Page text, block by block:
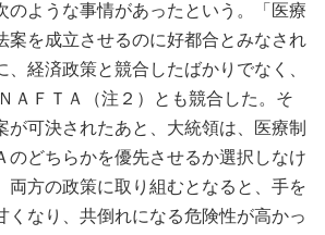
のような事情があったという。「医療
案を成立させるのに好都合とみなされ
、経済政策と競合したばかりでなく、
ＡＦＴＡ（注２）とも競合した。そ
が可決されたあと、大統領は、医療制
のどちらかを優先させるか選択しなけ
両方の政策に取り組むとなると、手を
くなり、共倒れになる危険性が高かっ